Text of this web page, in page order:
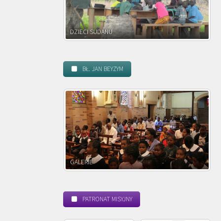
DZIECI ZAMBII
BŁ. JAN BEYZYM
POWOŁANIE MISYJNE
PATRONAT MISYJNY